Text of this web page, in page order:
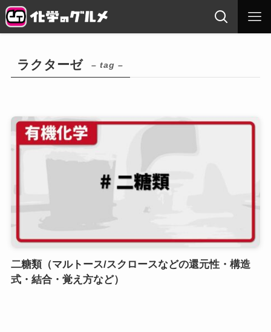
ラクターゼ – tag –
二糖類（マルトース/スクロースなどの還元性・構造
式・結合・覚え方など）